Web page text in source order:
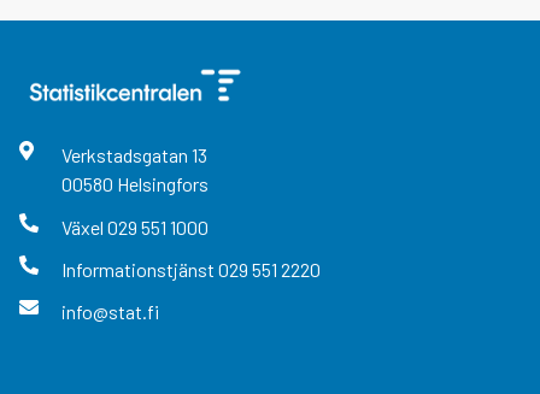
Verkstadsgatan 13
00580 Helsingfors
Växel 029 551 1000
Informationstjänst 029 551 2220
info@stat.fi